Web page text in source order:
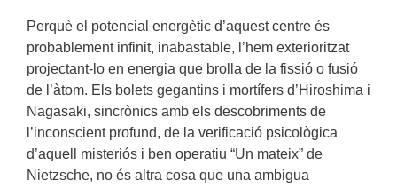
Perquè el potencial energètic d’aquest centre és
probablement infinit, inabastable, l’hem exterioritzat
projectant-lo en energia que brolla de la fissió o fusió
de l’àtom. Els bolets gegantins i mortífers d’Hiroshima i
Nagasaki, sincrònics amb els descobriments de
l’inconscient profund, de la verificació psicològica
d’aquell misteriós i ben operatiu “Un mateix” de
Nietzsche, no és altra cosa que una ambigua